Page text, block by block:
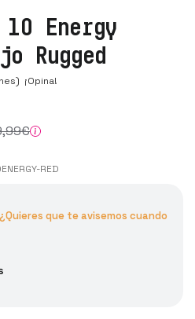
10 Energy
Rugged
¡Opina!
,99€
RED
que te avisemos cuando